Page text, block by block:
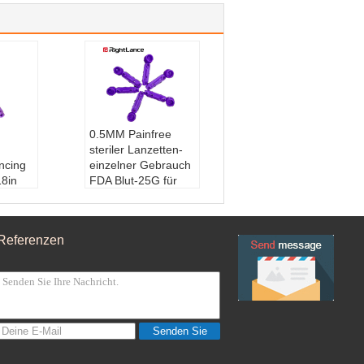
Lanz
0.5MM Painfree
steriler Lanzetten-
einzelner Gebrauch
FDA Blut-25G für
Soem:Annehmbar
Eigenschaften:
Senden Sie